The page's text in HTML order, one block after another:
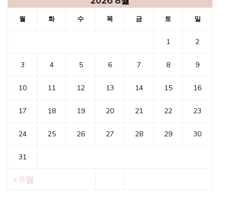
월 화 수 목 금 토 일
1 2
3 4 5 6 7 8 9
10 11 12 13 14 15 16
17 18 19 20 21 22 23
24 25 26 27 28 29 30
31
« 8월